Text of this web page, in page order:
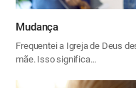
Mudança
Frequentei a Igreja de Deus
mãe. Isso significa…